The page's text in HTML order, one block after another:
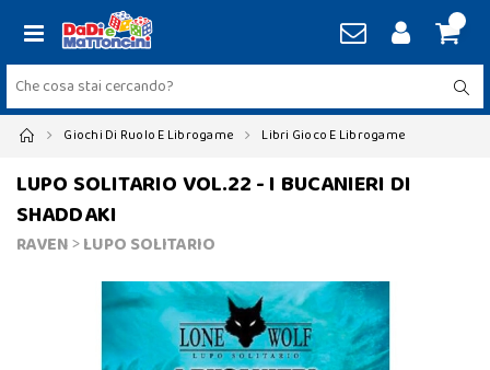
Giochi Di Ruolo E Librogame Libri Gioco E Librogame
LUPO SOLITARIO VOL.22 - I BUCANIERI DI
SHADDAKI
RAVEN>LUPO SOLITARIO